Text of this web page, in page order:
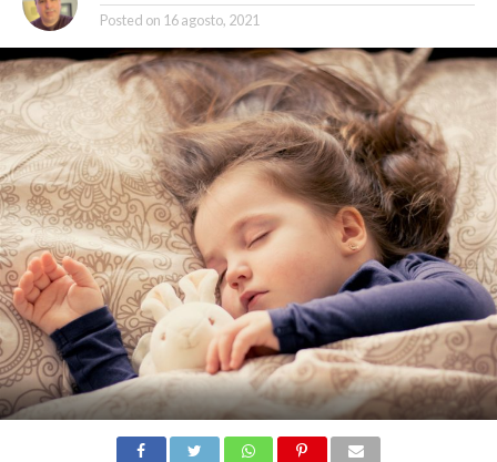
Posted on 16 agosto, 2021